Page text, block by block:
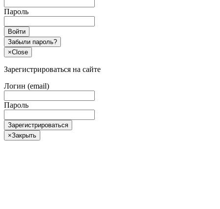
Пароль
Войти
Забыли пароль?
×Close
Зарегистрироваться на сайте
Логин (email)
Пароль
Зарегистрироваться
×Закрыть